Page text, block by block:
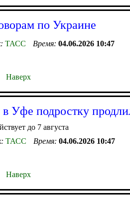
по Украине
ТАСС Время: 04.06.2026 10:47
Наверх
Уфе подростку
до 7 августа
ТАСС Время: 04.06.2026 10:47
Наверх